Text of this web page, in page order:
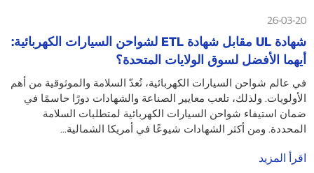
26-03-20
شهادة UL مقابل شهادة ETL لشواحن السيارات الكهربائية:
أيهما الأفضل لسوق الولايات المتحدة؟
في عالم شواحن السيارات الكهربائية، تُعدّ السلامة والموثوقية من أهم
الأولويات. ولذلك، تلعب معايير الصناعة والشهادات دورًا حاسمًا في
ضمان استيفاء شواحن السيارات الكهربائية لمتطلبات السلامة
المحددة. ومن أكثر الشهادات شيوعًا في أمريكا الشمالية...
اقرأ المزيد